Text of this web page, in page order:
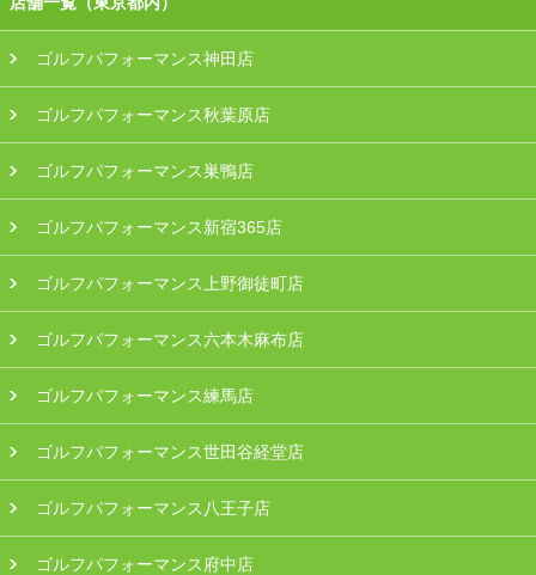
ゴルフパフォーマンス神田店
ゴルフパフォーマンス秋葉原店
ゴルフパフォーマンス巣鴨店
ゴルフパフォーマンス新宿365店
ゴルフパフォーマンス上野御徒町店
ゴルフパフォーマンス六本木麻布店
ゴルフパフォーマンス練馬店
ゴルフパフォーマンス世田谷経堂店
ゴルフパフォーマンス八王子店
ゴルフパフォーマンス府中店